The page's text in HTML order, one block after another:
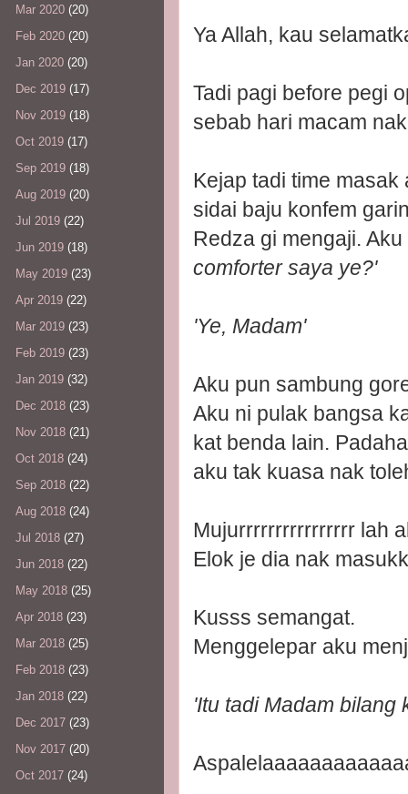
Ya Allah, kau
Tadi pagi before pegi
sebab hari macam
Kejap tadi time
sidai baju konfem
Redza gi mengaji.
comforter saya ye?'
'Ye, Madam'
Aku pun sambung
Aku ni pulak bangsa
kat benda lain.
aku tak kuasa nak
Mujurrrrrrrrrrrrrrrr lah
Elok je dia nak
Kusss semangat.
Menggelepar aku
'Itu tadi Madam bilang
Mar 2020 (20)
Feb 2020 (20)
Jan 2020 (20)
Dec 2019 (17)
Nov 2019 (18)
Oct 2019 (17)
Sep 2019 (18)
Aug 2019 (20)
Jul 2019 (22)
Jun 2019 (18)
May 2019 (23)
Apr 2019 (22)
Mar 2019 (23)
Feb 2019 (23)
Jan 2019 (32)
Dec 2018 (23)
Nov 2018 (21)
Oct 2018 (24)
Sep 2018 (22)
Aug 2018 (24)
Jul 2018 (27)
Jun 2018 (22)
May 2018 (25)
Apr 2018 (23)
Mar 2018 (25)
Feb 2018 (23)
Jan 2018 (22)
Dec 2017 (23)
Nov 2017 (20)
Oct 2017 (24)